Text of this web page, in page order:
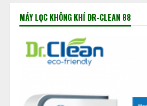
MÁY LỌC KHÔNG KHÍ DR-CLEAN 88